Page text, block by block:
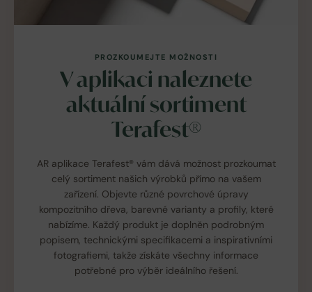
PROZKOUMEJTE MOŽNOSTI
V aplikaci naleznete
aktuální sortiment
Terafest®
AR aplikace Terafest® vám dává možnost prozkoumat
celý sortiment našich výrobků přímo na vašem
zařízení. Objevte různé povrchové úpravy
kompozitního dřeva, barevné varianty a profily, které
nabízíme. Každý produkt je doplněn podrobným
popisem, technickými specifikacemi a inspirativními
fotografiemi, takže získáte všechny informace
potřebné pro výběr ideálního řešení.